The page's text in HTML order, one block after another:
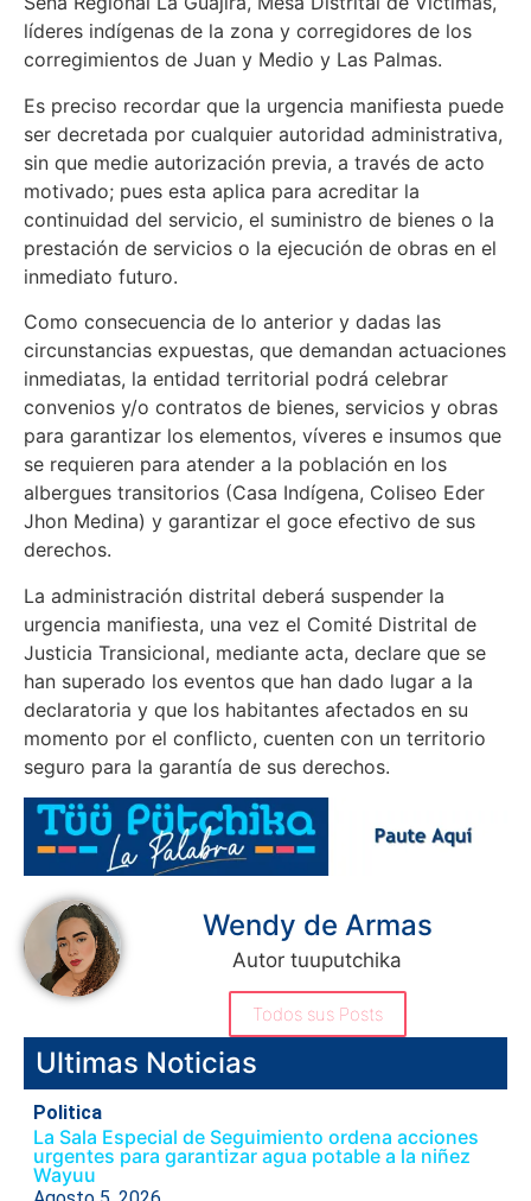
líderes indígenas de la zona y corregidores de los
corregimientos de Juan y Medio y Las Palmas.
Es preciso recordar que la urgencia manifiesta puede
ser decretada por cualquier autoridad administrativa,
sin que medie autorización previa, a través de acto
motivado; pues esta aplica para acreditar la
continuidad del servicio, el suministro de bienes o la
prestación de servicios o la ejecución de obras en el
inmediato futuro.
Como consecuencia de lo anterior y dadas las
circunstancias expuestas, que demandan actuaciones
inmediatas, la entidad territorial podrá celebrar
convenios y/o contratos de bienes, servicios y obras
para garantizar los elementos, víveres e insumos que
se requieren para atender a la población en los
albergues transitorios (Casa Indígena, Coliseo Eder
Jhon Medina) y garantizar el goce efectivo de sus
derechos.
La administración distrital deberá suspender la
urgencia manifiesta, una vez el Comité Distrital de
Justicia Transicional, mediante acta, declare que se
han superado los eventos que han dado lugar a la
declaratoria y que los habitantes afectados en su
momento por el conflicto, cuenten con un territorio
seguro para la garantía de sus derechos.
Wendy de Armas
Autor tuuputchika
Todos sus Posts
Ultimas Noticias
Politica
La Sala Especial de Seguimiento ordena acciones
urgentes para garantizar agua potable a la niñez
Wayuu